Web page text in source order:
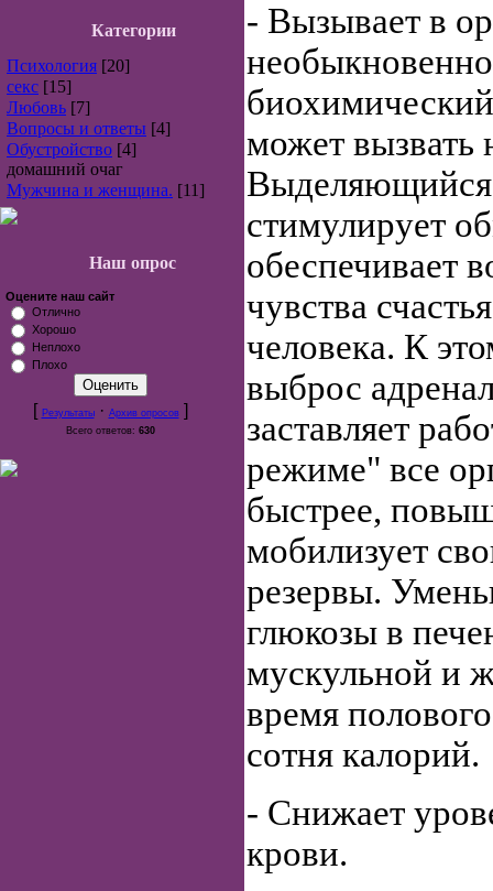
Категории
Психология [20]
секс [15]
Любовь [7]
Вопросы и ответы [4]
Обустройство [4]
домашний очаг
Мужчина и женщина. [11]
Наш опрос
Оцените наш сайт
Отлично
Хорошо
Неплохо
Плохо
[ Результаты· Архив опросов]
Всего ответов: 630
- Вызывает в
может вызвать
Выделяющийся
стимулирует
обеспечивает
чувства
человека. К
выброс
заставляет
режиме" все
быстрее,
мобилизует
резервы.
глюкозы в
мускульной и
время
сотня калорий.
- Снижает
крови.